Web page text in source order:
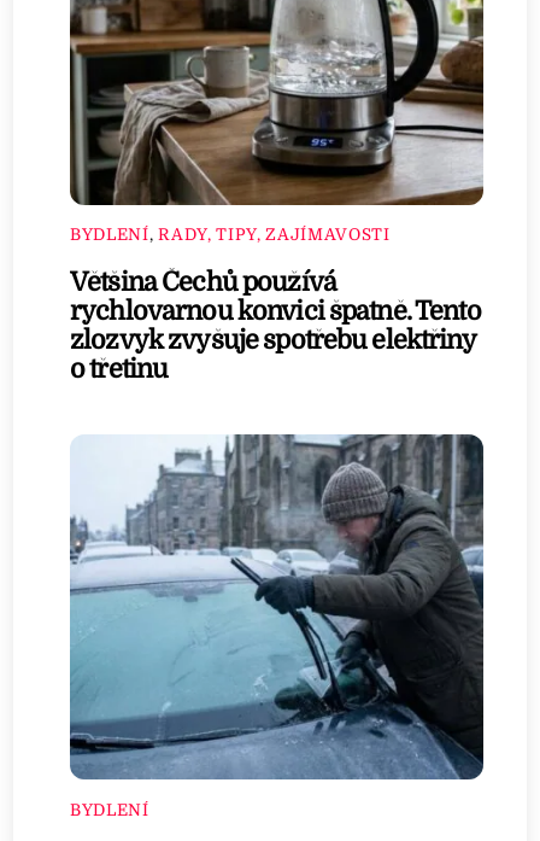
BYDLENÍ,RADY, TIPY, ZAJÍMAVOSTI
Většina Čechů používá
rychlovarnou konvici špatně. Tento
zlozvyk zvyšuje spotřebu elektřiny
o třetinu
BYDLENÍ